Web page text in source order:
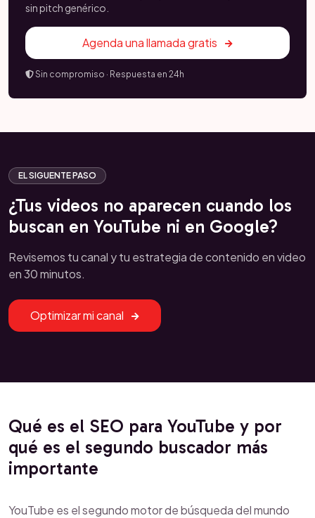
sin pitch genérico.
Agenda una llamada gratis
Sin compromiso · Respuesta en 24h
EL SIGUENTE PASO
¿Tus videos no aparecen cuando los
buscan en YouTube ni en Google?
Revisemos tu canal y tu estrategia de contenido en video
en 30 minutos.
Optimizar mi canal
Qué es el SEO para YouTube y por
qué es el segundo buscador más
importante
YouTube es el segundo motor de búsqueda del mundo